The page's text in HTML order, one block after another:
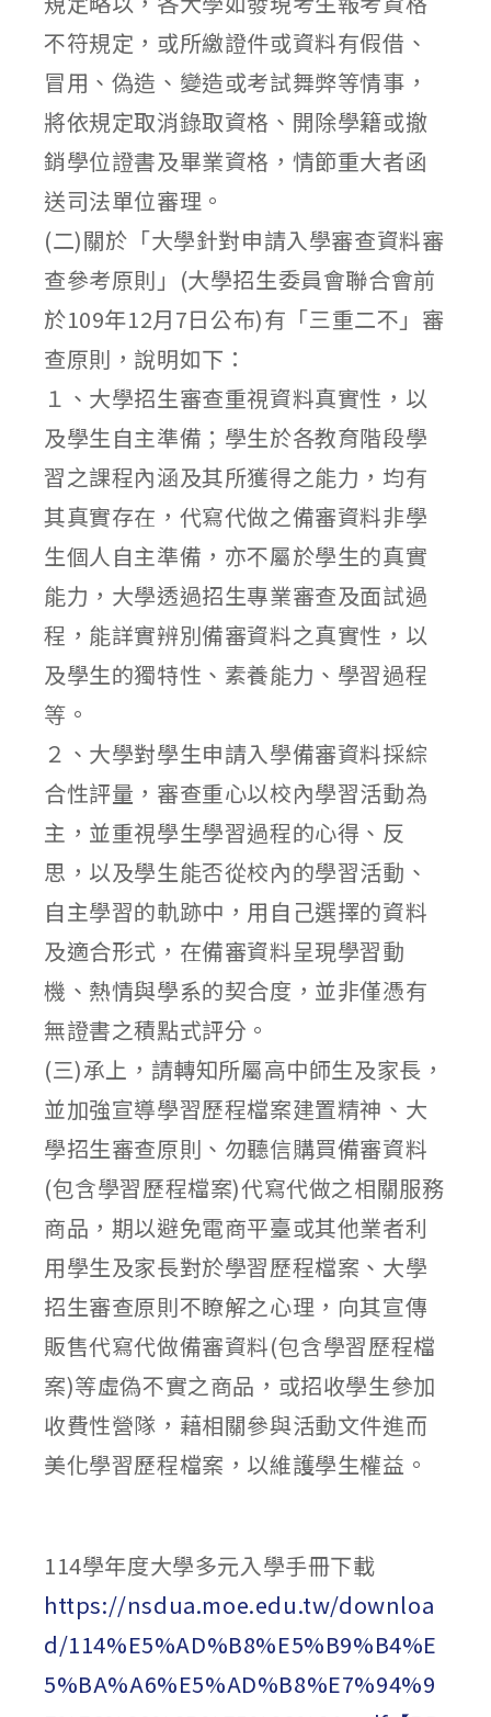
不符規定，或所繳證件或資料有假借、
冒用、偽造、變造或考試舞弊等情事，
將依規定取消錄取資格、開除學籍或撤
銷學位證書及畢業資格，情節重大者函
送司法單位審理。
(二)關於「大學針對申請入學審查資料審
查參考原則」(大學招生委員會聯合會前
於109年12月7日公布)有「三重二不」審
查原則，說明如下：
１、大學招生審查重視資料真實性，以
及學生自主準備；學生於各教育階段學
習之課程內涵及其所獲得之能力，均有
其真實存在，代寫代做之備審資料非學
生個人自主準備，亦不屬於學生的真實
能力，大學透過招生專業審查及面試過
程，能詳實辨別備審資料之真實性，以
及學生的獨特性、素養能力、學習過程
等。
２、大學對學生申請入學備審資料採綜
合性評量，審查重心以校內學習活動為
主，並重視學生學習過程的心得、反
思，以及學生能否從校內的學習活動、
自主學習的軌跡中，用自己選擇的資料
及適合形式，在備審資料呈現學習動
機、熱情與學系的契合度，並非僅憑有
無證書之積點式評分。
(三)承上，請轉知所屬高中師生及家長，
並加強宣導學習歷程檔案建置精神、大
學招生審查原則、勿聽信購買備審資料
(包含學習歷程檔案)代寫代做之相關服務
商品，期以避免電商平臺或其他業者利
用學生及家長對於學習歷程檔案、大學
招生審查原則不瞭解之心理，向其宣傳
販售代寫代做備審資料(包含學習歷程檔
案)等虛偽不實之商品，或招收學生參加
收費性營隊，藉相關參與活動文件進而
美化學習歷程檔案，以維護學生權益。
114學年度大學多元入學手冊下載
https://nsdua.moe.edu.tw/downloa
d/114%E5%AD%B8%E5%B9%B4%E
5%BA%A6%E5%AD%B8%E7%94%9